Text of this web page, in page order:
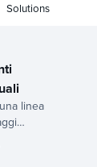
Solutions
linea
di